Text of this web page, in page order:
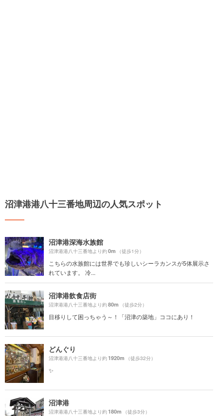
沼津港港八十三番地周辺の人気スポット
沼津港深海水族館
沼津港港八十三番地より約0m （徒歩1分）
こちらの水族館には世界でも珍しいシーラカンスが5体展示さ
れています。 冷...
沼津港飲食店街
沼津港港八十三番地より約80m （徒歩2分）
目移りして困っちゃう～！「沼津の築地」ココにあり！
どんぐり
沼津港港八十三番地より約1920m （徒歩32分）
✨
沼津港
沼津港港八十三番地より約180m （徒歩3分）